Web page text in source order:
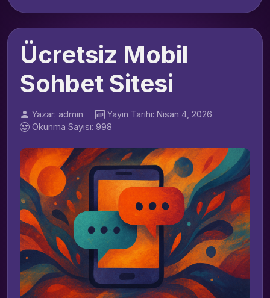
Ücretsiz Mobil
Sohbet Sitesi
Yazar: admin
Yayın Tarihi: Nisan 4, 2026
Okunma Sayısı: 998